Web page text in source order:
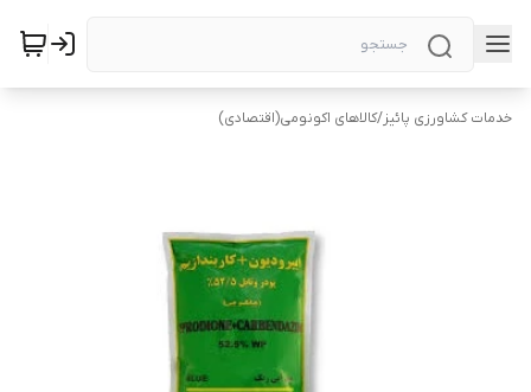
خدمات کشاورزی پائیز/کالاهای اکونومی(اقتصادی)